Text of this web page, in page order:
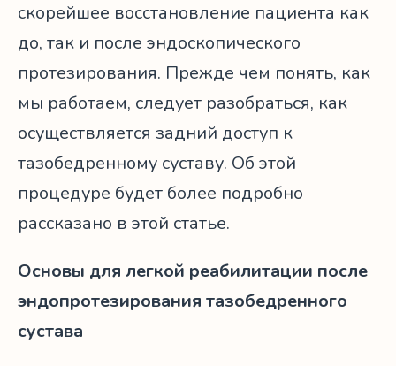
скорейшее восстановление пациента как
до, так и после эндоскопического
протезирования. Прежде чем понять, как
мы работаем, следует разобраться, как
осуществляется задний доступ к
тазобедренному суставу. Об этой
процедуре будет более подробно
рассказано в этой статье.
Основы для легкой реабилитации после
эндопротезирования тазобедренного
сустава